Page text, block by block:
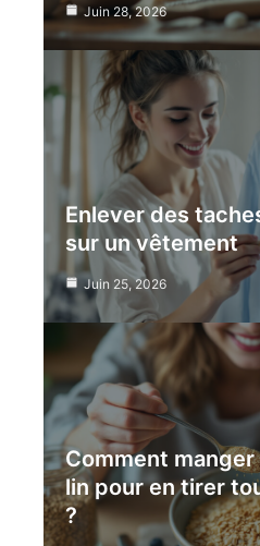
Juin 28, 2026
Enlever des
sur un vêtement
Juin 25, 2026
Comment
lin pour en tirer
?